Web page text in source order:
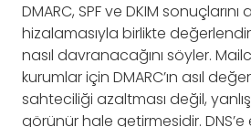
DMARC, SPF ve DKIM sonuçlarını
hizalamasıyla birlikte
nasıl davranacağını söyler.
kurumlar için DMARC’ın asıl
sahteciliği azaltması değil,
görünür hale getirmesidir. DNS’e